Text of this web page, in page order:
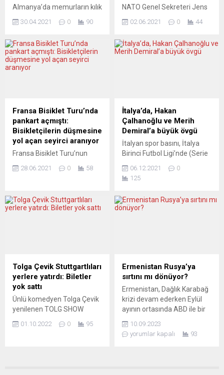
Almanya’da memurların kılık
tasarısı ülkedeki bazı
etti. Yeni düzenlemenin
sosyal uyum için tehdit
oluşturduğu ve
İçişleri Bakanlığı,
memurların “dış görünümü”
ile ilgili bir yasa tasarısını 23
Şubat 2021 tarihinde
sunduğunu, teklifin 21 Nisan
2021 tarihinde ise...
30.04.2021 0 90
NATO Genel Sekreteri Jens
İttifakı’nın 2030 vizyonu
rekabette teknoloji alanında
avantaj sağlamak ve üyeleri
ülkelerin liderlerini 14
Haziran’da buluşturacak
zirveye hazırlık kapsamında
videokonferans yöntemiyle
düzenlenen savunma
bakanları toplantısının
ardından açıklamalarda,
“kolektif savunma konusu”
02.06.2021 0 44
Fransa Bisiklet Turu’nda
pankart açmıştı:
Bisikletçilerin düşmesine
yol açan seyirci aranıyor
Fransa Bisiklet Turu’nun
pankart ile 50 bisikletçinin
organizatöründen yapılan
açıklamada, ilk etapta yol
belirtildi. Açıklamada, kadın
seyirci hakkında suç
duyurusunda bulunulduğu
kaydedildi. Bisikletçileri
düşürdüğünü gördükten...
28.06.2021 0 58
İtalya’da, Hakan
Çalhanoğlu ve Merih
Demiral’a büyük övgü
İtalyan spor basını, İtalya
Birinci Futbol Ligi’nde (Serie
futbolcular Hakan
Çalhanoğlu ve Merih
maçlarda takımlarına yaptığı
katkıyı övdü. Ligin 16’ncı
geçirmesi, İtalyan spor
basınında geniş yer buldu.
Inter’in Roma’yı...
06.12.2021
0
125
Tolga Çevik Stuttgartlıları
yerlere yatırdı: Biletler
yok sattı
Ünlü komedyen Tolga Çevik
yenilenen TOLG SHOW
salladı. Kentin en gözde
01.10.2022 0 95
Ermenistan Rusya’ya
sırtını mı dönüyor?
Ermenistan, Dağlık Karabağ
krizi devam ederken Eylül
ayının ortasında ABD ile bir
niyetinde görünüyor. Bu,
Ermenistan’ın Belarus,
10.09.2023
yorumlar kapalı
93